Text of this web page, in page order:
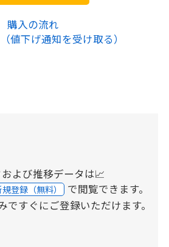
購入の流れ
値下げ通知を受け取る）
よび推移データは📈
規登録（無料） で閲覧できます。
ですぐにご登録いただけます。